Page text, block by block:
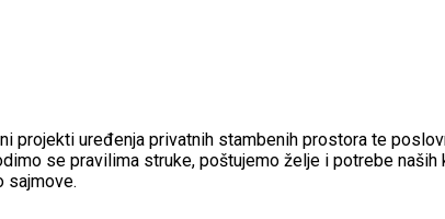
projekti uređenja privatnih stambenih prostora te
se pravilima struke, poštujemo želje i potrebe
sajmove.